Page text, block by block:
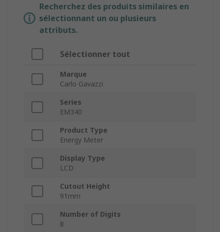
Recherchez des produits similaires en
sélectionnant un ou plusieurs
attributs.
Sélectionner tout
Marque
Carlo Gavazzi
Series
EM340
Product Type
Energy Meter
Display Type
LCD
Cutout Height
91mm
Number of Digits
8